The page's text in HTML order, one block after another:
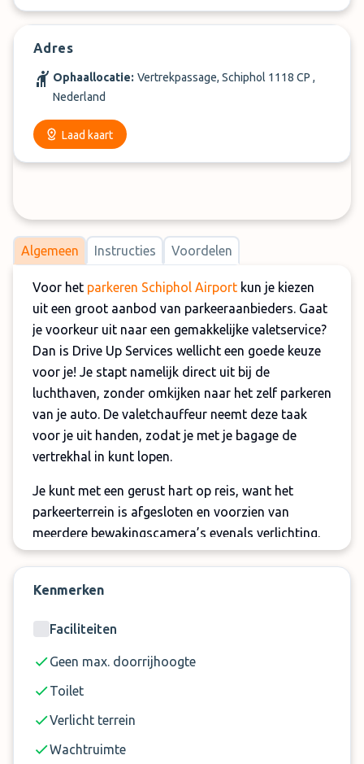
Adres
Ophaallocatie: Vertrekpassage, Schiphol 1118 CP ,
Nederland
Laad kaart
Algemeen Instructies Voordelen
Voor het parkeren Schiphol Airport kun je kiezen
uit een groot aanbod van parkeeraanbieders. Gaat
je voorkeur uit naar een gemakkelijke valetservice?
Dan is Drive Up Services wellicht een goede keuze
voor je! Je stapt namelijk direct uit bij de
luchthaven, zonder omkijken naar het zelf parkeren
van je auto. De valetchauffeur neemt deze taak
voor je uit handen, zodat je met je bagage de
vertrekhal in kunt lopen.
Je kunt met een gerust hart op reis, want het
parkeerterrein is afgesloten en voorzien van
meerdere bewakingscamera’s evenals verlichting.
De parkeerservice is 24 uur per dag beschikbaar en
parkeren en ook weer ophalen.
Bij terugkomst rijdt de chauffeur je auto weer
in te stappen en je weg naar huis te vervolgen.
Gemakkelijker kan bijna niet! Boek je parkeerplaats
bij Drive Up Services valet direct online.
Let op:
Kenmerken
Faciliteiten
Geen max. doorrijhoogte
Toilet
Verlicht terrein
Wachtruimte